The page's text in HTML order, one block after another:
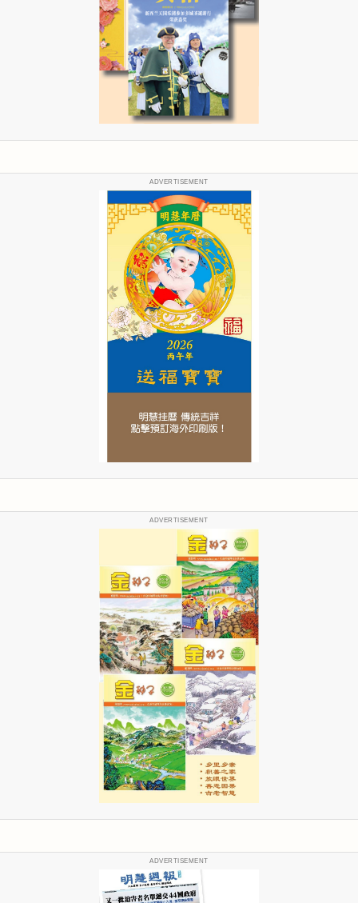
ADVERTISEMENT
ADVERTISEMENT
ADVERTISEMENT